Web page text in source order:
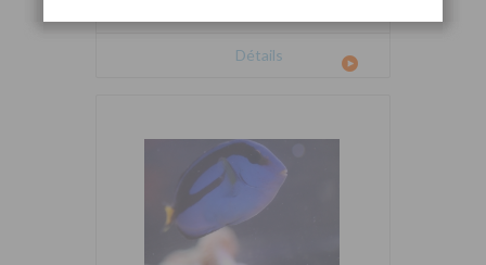
Détails